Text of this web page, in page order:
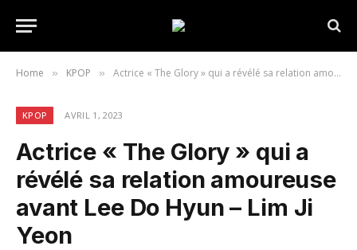
Home » KPOP » Actrice « The Glory » qui a révélé sa relation amoureuse avant Lee Do Hyun – Lim Ji Yeon
KPOP AVRIL 1, 2023
Actrice « The Glory » qui a
révélé sa relation amoureuse
avant Lee Do Hyun – Lim Ji
Yeon